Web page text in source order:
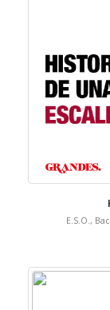
E.S.O.,